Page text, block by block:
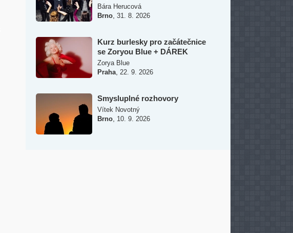
Bára Herucová
Brno 31. 8. 2026
Kurz burlesky pro začátečnice
se Zoryou Blue + DÁREK
Zorya Blue
Praha 22. 9. 2026
Smysluplné rozhovory
Vítek Novotný
Brno 10. 9. 2026